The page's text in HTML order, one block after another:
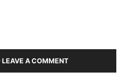
LEAVE A COMMENT